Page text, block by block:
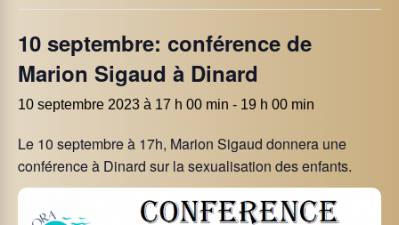
10 septembre: conférence de
Marion Sigaud à Dinard
10 septembre 2023 à 17 h 00 min - 19 h 00 min
Le 10 septembre à 17h, Marion Sigaud donnera une
conférence à Dinard sur la sexualisation des enfants.